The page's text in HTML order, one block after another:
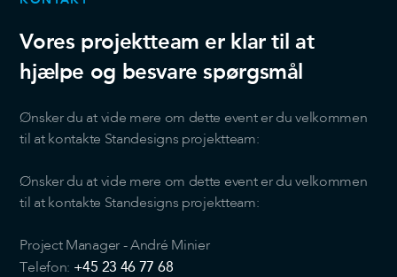
Vores projektteam er klar til at
hjælpe og besvare spørgsmål
Ønsker du at vide mere om dette event er du velkommen
til at kontakte Standesigns projektteam:
Ønsker du at vide mere om dette event er du velkommen
til at kontakte Standesigns projektteam:
Project Manager - André Minier
Telefon: +45 23 46 77 68